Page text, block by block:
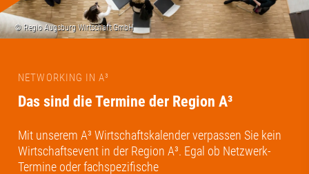
NETWORKING IN A³
Das sind die Termine der Region A³
Mit unserem A³ Wirtschaftskalender verpassen Sie kein
Wirtschaftsevent in der Region A³. Egal ob Netzwerk-
Termine oder fachspezifische